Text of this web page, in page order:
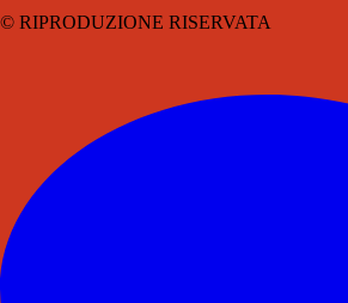
© RIPRODUZIONE RISERVATA